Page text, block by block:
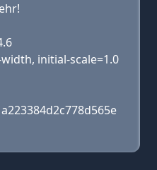
initial-scale=1.0